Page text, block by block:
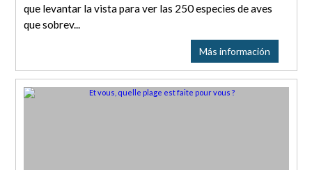
que levantar la vista para ver las 250 especies de aves
que sobrev...
Más información